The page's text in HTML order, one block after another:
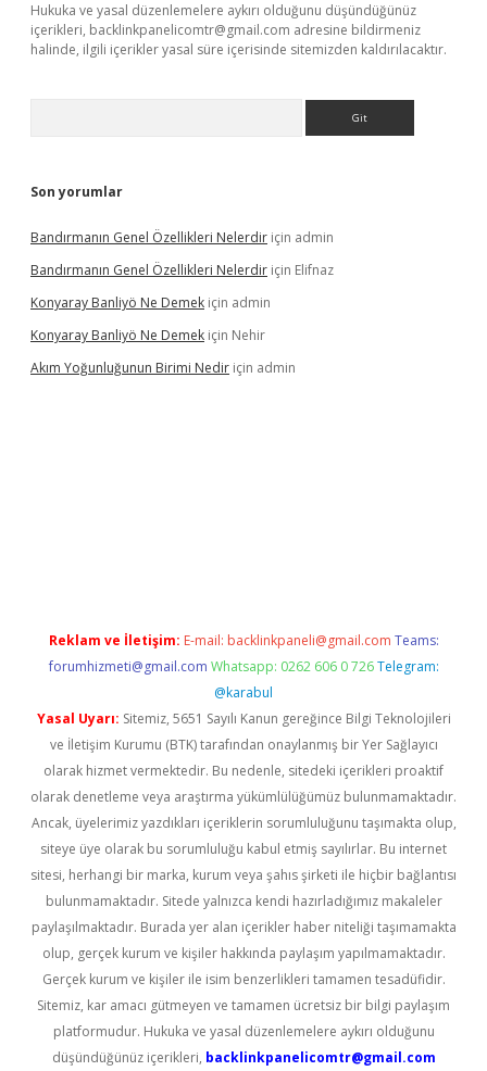
Hukuka ve yasal düzenlemelere aykırı olduğunu düşündüğünüz
içerikleri, backlinkpanelicomtr@gmail.com adresine bildirmeniz
halinde, ilgili içerikler yasal süre içerisinde sitemizden kaldırılacaktır.
Son yorumlar
Bandırmanın Genel Özellikleri Nelerdir için admin
Bandırmanın Genel Özellikleri Nelerdir için Elifnaz
Konyaray Banliyö Ne Demek için admin
Konyaray Banliyö Ne Demek için Nehir
Akım Yoğunluğunun Birimi Nedir için admin
Reklam ve İletişim: E-mail: backlinkpaneli@gmail.com Teams:
forumhizmeti@gmail.com Whatsapp: 0262 606 0 726 Telegram:
@karabul
Yasal Uyarı: Sitemiz, 5651 Sayılı Kanun gereğince Bilgi Teknolojileri
ve İletişim Kurumu (BTK) tarafından onaylanmış bir Yer Sağlayıcı
olarak hizmet vermektedir. Bu nedenle, sitedeki içerikleri proaktif
olarak denetleme veya araştırma yükümlülüğümüz bulunmamaktadır.
Ancak, üyelerimiz yazdıkları içeriklerin sorumluluğunu taşımakta olup,
siteye üye olarak bu sorumluluğu kabul etmiş sayılırlar. Bu internet
sitesi, herhangi bir marka, kurum veya şahıs şirketi ile hiçbir bağlantısı
bulunmamaktadır. Sitede yalnızca kendi hazırladığımız makaleler
paylaşılmaktadır. Burada yer alan içerikler haber niteliği taşımamakta
olup, gerçek kurum ve kişiler hakkında paylaşım yapılmamaktadır.
Gerçek kurum ve kişiler ile isim benzerlikleri tamamen tesadüfidir.
Sitemiz, kar amacı gütmeyen ve tamamen ücretsiz bir bilgi paylaşım
platformudur. Hukuka ve yasal düzenlemelere aykırı olduğunu
düşündüğünüz içerikleri, backlinkpanelicomtr@gmail.com